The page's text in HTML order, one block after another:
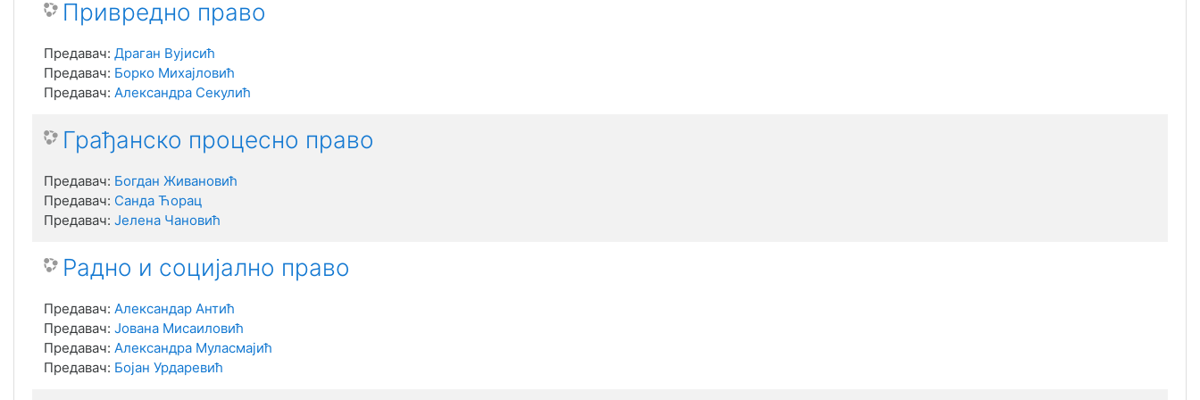
Привредно право
Предавач: Драган Вујисић
Предавач: Борко Михајловић
Предавач: Александра Секулић
Грађанско процесно право
Предавач: Богдан Живановић
Предавач: Санда Ћорац
Предавач: Јелена Чановић
Радно и социјално право
Предавач: Александар Антић
Предавач: Јована Мисаиловић
Предавач: Александра Муласмајић
Предавач: Бојан Урдаревић